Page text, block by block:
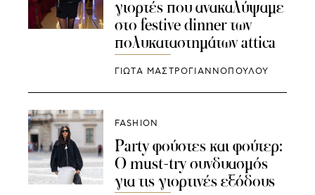
γιορτές που ανακαλύψαμε
στο festive dinner των
πολυκαταστημάτων attica
ΓΙΩΤΑ ΜΑΣΤΡΟΓΙΑΝΝΟΠΟΥΛΟΥ
FASHION
Party φούστες και φούτερ:
Ο must-try συνδυασμός
για τις γιορτινές εξόδους